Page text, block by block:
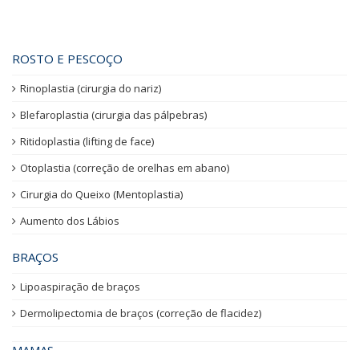
ROSTO E PESCOÇO
Rinoplastia (cirurgia do nariz)
Blefaroplastia (cirurgia das pálpebras)
Ritidoplastia (lifting de face)
Otoplastia (correção de orelhas em abano)
Cirurgia do Queixo (Mentoplastia)
Aumento dos Lábios
BRAÇOS
Lipoaspiração de braços
Dermolipectomia de braços (correção de flacidez)